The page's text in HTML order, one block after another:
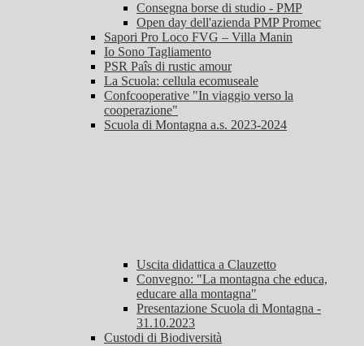
Consegna borse di studio - PMP
Open day dell'azienda PMP Promec
Sapori Pro Loco FVG – Villa Manin
Io Sono Tagliamento
PSR Paîs di rustic amour
La Scuola: cellula ecomuseale
Confcooperative "In viaggio verso la
cooperazione"
Scuola di Montagna a.s. 2023-2024
Uscita didattica a Clauzetto
Convegno: "La montagna che educa,
educare alla montagna"
Presentazione Scuola di Montagna -
31.10.2023
Custodi di Biodiversità